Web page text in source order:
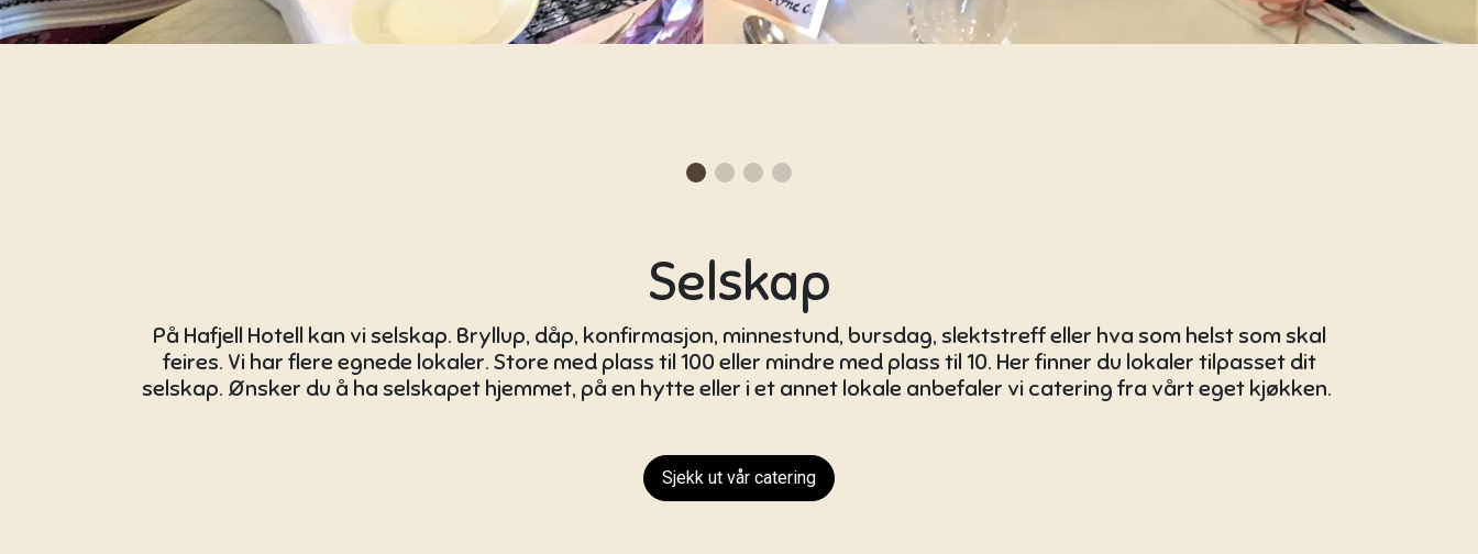
Selskap
På Hafjell Hotell kan vi selskap. Bryllup, dåp, konfirmasjon, minnestund, bursdag, slektstreff eller hva som helst som skal
feires. Vi har flere egnede lokaler. Store med plass til 100 eller mindre med plass til 10. Her finner du lokaler tilpasset dit
selskap. Ønsker du å ha selskapet hjemmet, på en hytte eller i et annet lokale anbefaler vi catering fra vårt eget kjøkken.
Sjekk ut vår catering